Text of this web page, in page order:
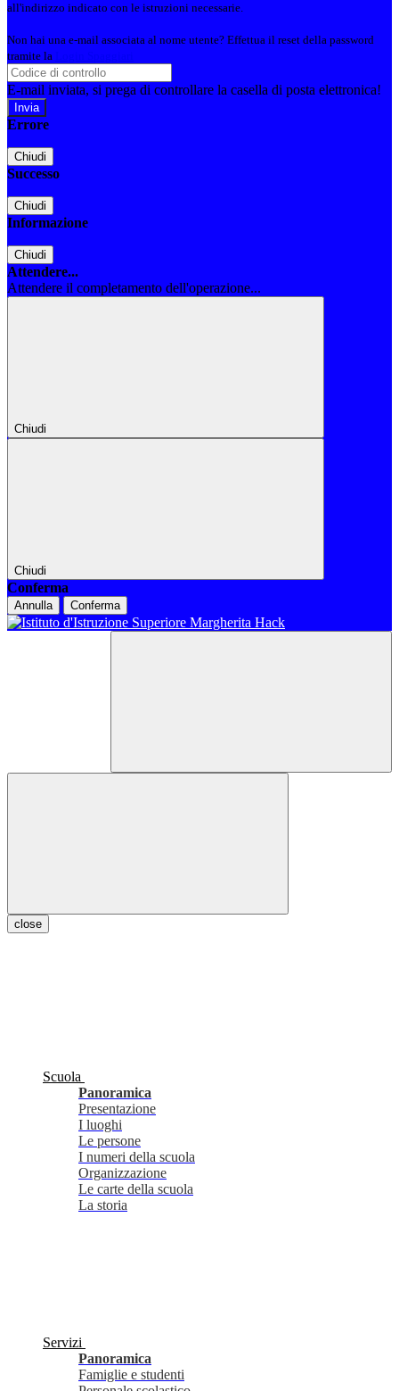
all'indirizzo indicato con le istruzioni necessarie.
Non hai una e-mail associata al nome utente? Effettua il reset della password
tramite la
E-mail inviata, si prega di controllare la casella di posta elettronica!
Errore
Chiudi
Successo
Chiudi
Informazione
Chiudi
Attendere...
Attendere il completamento dell'operazione...
Chiudi
Chiudi
Conferma
Annulla Conferma
close
Scuola
Panoramica
Presentazione
I luoghi
Le persone
I numeri della scuola
Organizzazione
Le carte della scuola
La storia
Servizi
Panoramica
Famiglie e studenti